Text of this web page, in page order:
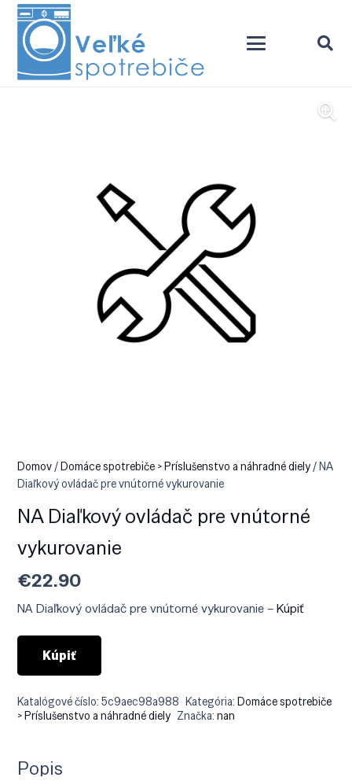
Domov/Domáce spotrebiče > Príslušenstvo a náhradné diely/ NA
Diaľkový ovládač pre vnútorné vykurovanie
NA Diaľkový ovládač pre vnútorné
vykurovanie
€22.90
NA Diaľkový ovládač pre vnútorné vykurovanie –Kúpiť
Kúpiť
Katalógové číslo:5c9aec98a988 Kategória:Domáce spotrebiče
> Príslušenstvo a náhradné diely Značka:nan
Popis